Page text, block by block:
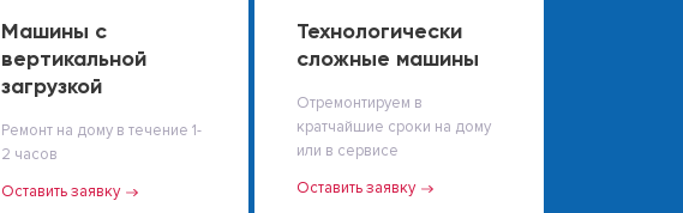
Машины с
вертикальной
загрузкой
Ремонт на дому в течение 1-
2 часов
Оставить заявку
Технологически
сложные машины
Отремонтируем в
кратчайшие сроки на дому
или в сервисе
Оставить заявку